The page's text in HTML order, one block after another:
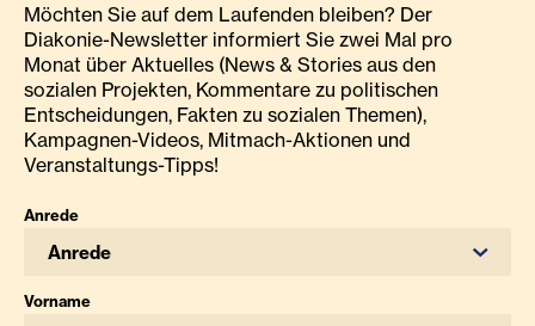
Möchten Sie auf dem Laufenden bleiben? Der
Diakonie-Newsletter informiert Sie zwei Mal pro
Monat über Aktuelles (News & Stories aus den
sozialen Projekten, Kommentare zu politischen
Entscheidungen, Fakten zu sozialen Themen),
Kampagnen-Videos, Mitmach-Aktionen und
Veranstaltungs-Tipps!
Anrede
Anrede
Vorname